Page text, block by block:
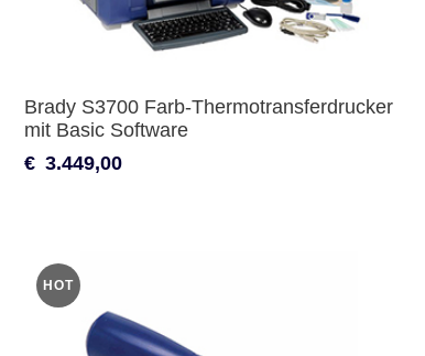
Brady S3700 Farb-Thermotransferdrucker
mit Basic Software
€ 3.449,00
HOT